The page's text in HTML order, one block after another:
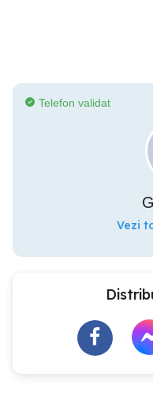
Telefon validat
Vezi